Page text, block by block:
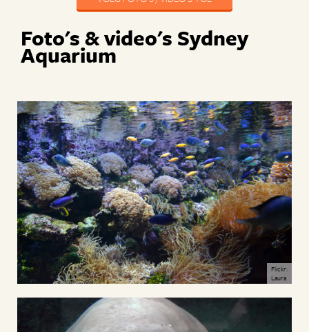
Foto's & video's Sydney
Aquarium
Flickr:
Laura